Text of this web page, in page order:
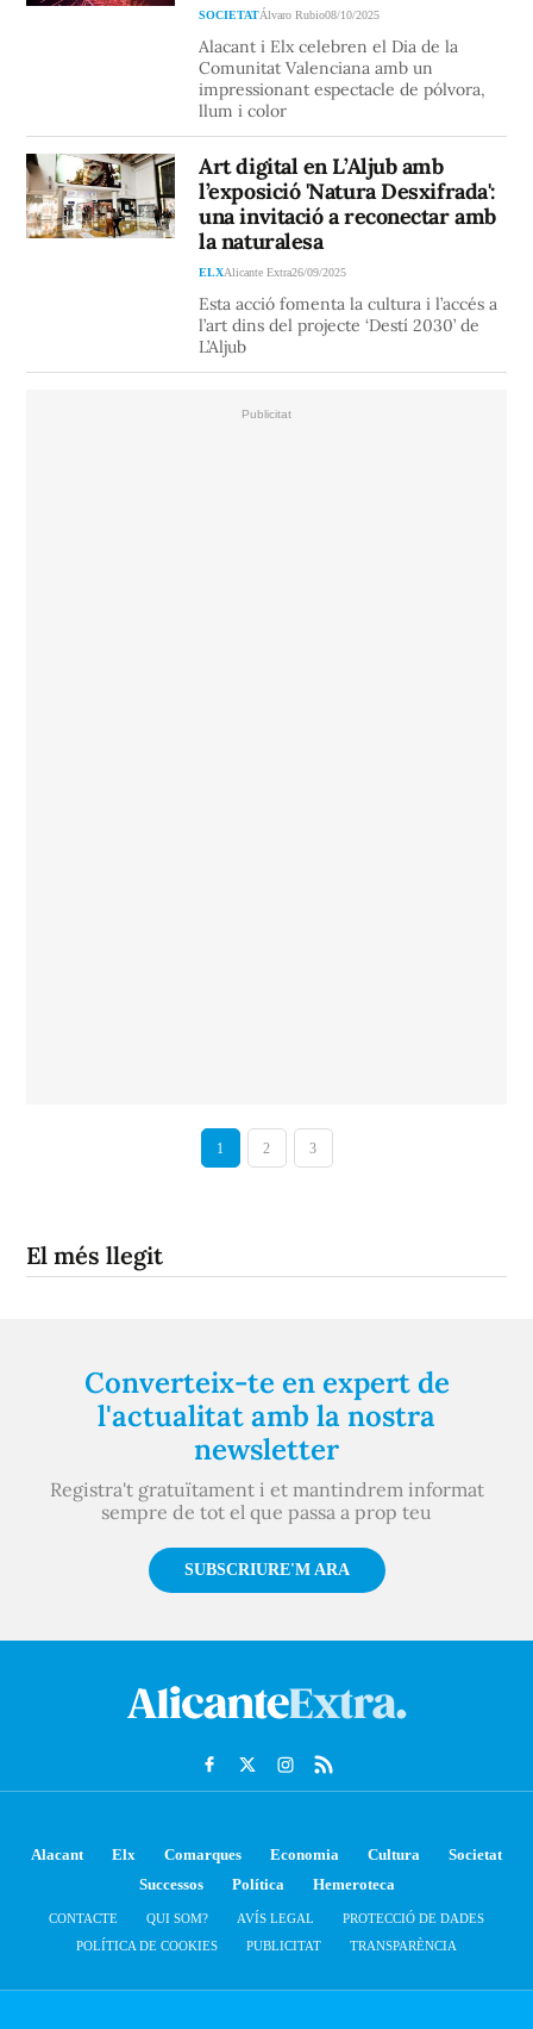
SOCIETATÁlvaro Rubio08/10/2025
Alacant i Elx celebren el Dia de la
Comunitat Valenciana amb un
impressionant espectacle de pólvora,
llum i color
Art digital en L’Aljub amb
l’exposició 'Natura Desxifrada':
una invitació a reconectar amb
la naturalesa
ELXAlicante Extra26/09/2025
Esta acció fomenta la cultura i l’accés a
l’art dins del projecte ‘Destí 2030’ de
L’Aljub
1 2 3
El més llegit
Converteix-te en expert de
l'actualitat amb la nostra
newsletter
Registra't gratuïtament i et mantindrem informat
sempre de tot el que passa a prop teu
SUBSCRIURE'M ARA
Alacant Elx Comarques Economia Cultura
Societat
Successos
Política Hemeroteca
CONTACTE QUI SOM? AVÍS LEGAL
PROTECCIÓ DE DADES
POLÍTICA DE COOKIES
PUBLICITAT TRANSPARÈNCIA